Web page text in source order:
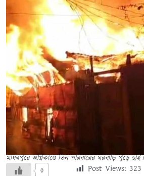
মাধবপুরে অগ্নিকাণ্ডে তিন পরিবারের ঘরবাড়ি পুড়ে ছাই।
0 Post Views: 323